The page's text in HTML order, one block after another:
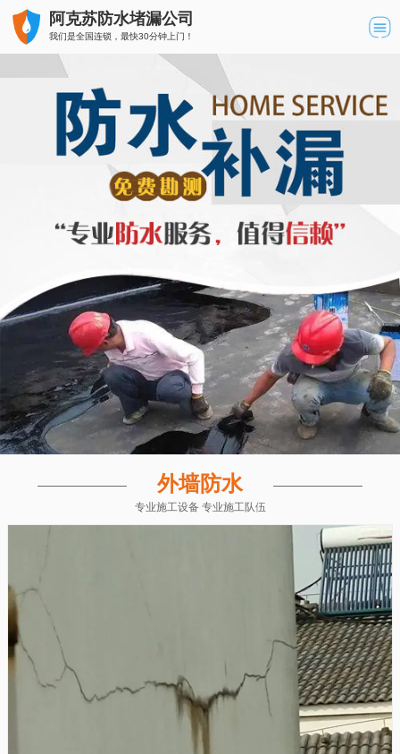
阿克苏防水堵漏公司
我们是全国连锁，最快30分钟上门！
外墙防水
专业施工设备 专业施工队伍